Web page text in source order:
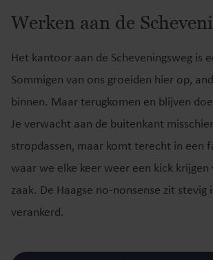
Werken aan de
Het kantoor aan de Scheveningsweg is
Sommigen van ons groeiden hier op,
binnen. Maar terugkomen en blijven
Je verwacht aan de buitenkant
stropdassen, maar komt terecht in een
waar we elke keer weer een kick krijgen
zaak. De Haagse no-nonsense zit stevig
verankerd.